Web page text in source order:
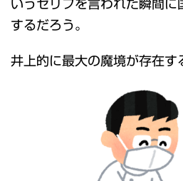
いうセリフを言われた瞬間に
するだろう。
井上的に最大の魔境が存在す